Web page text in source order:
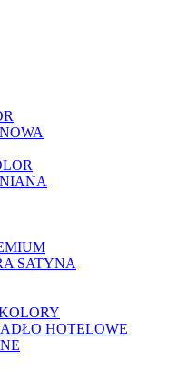
SATYNA
HOTELOWE